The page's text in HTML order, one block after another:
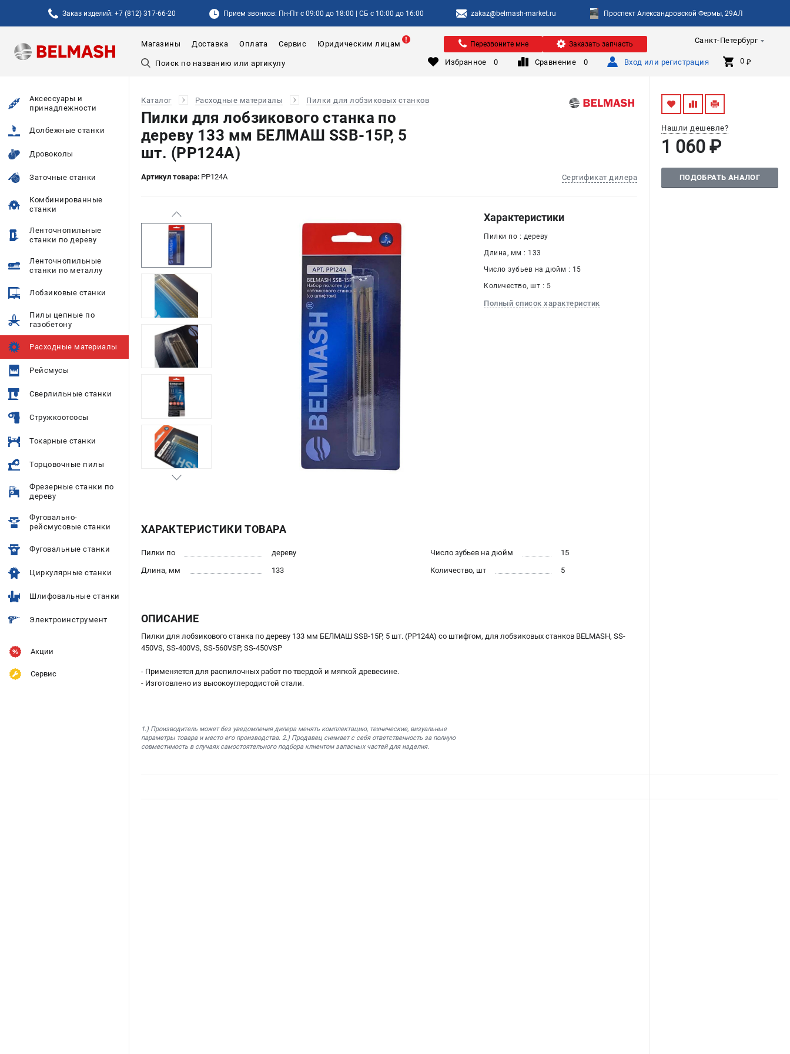
Заказ изделий: +7 (812) 317-66-20 Прием звонков: Пн-Пт с 09:00 до 18:00 | СБ с 10:00 до 16:00 zakaz@belmash-market.ru Проспект Александровской Фермы, 29АЛ
Санкт-Петербург
Магазины Доставка Оплата Сервис Юридическим лицам Перезвоните мне Заказать запчасть
Избранное 0 Сравнение 0 Вход или регистрация 0 ₽
Аксессуары и
принадлежности
Долбежные станки
Дровоколы
Заточные станки
Комбинированные
станки
Ленточнопильные
станки по дереву
Ленточнопильные
станки по металлу
Лобзиковые станки
Пилы цепные по
газобетону
Расходные материалы
Рейсмусы
Сверлильные станки
Стружкоотсосы
Токарные станки
Торцовочные пилы
Фрезерные станки по
дереву
Фуговально-
рейсмусовые станки
Фуговальные станки
Циркулярные станки
Шлифовальные станки
Электроинструмент
Акции
Сервис
Каталог Расходные материалы Пилки для лобзиковых станков
Пилки для лобзикового станка по
дереву 133 мм БЕЛМАШ SSB-15P, 5
шт. (PP124A)
Артикул товара: PP124A Сертификат дилера
Нашли дешевле?
1 060 ₽
ПОДОБРАТЬ АНАЛОГ
Характеристики
Пилки по : дереву
Длина, мм : 133
Число зубьев на дюйм : 15
Количество, шт : 5
Полный список характеристик
ХАРАКТЕРИСТИКИ ТОВАРА
Пилки по
дереву
Длина, мм
133
Число зубьев на дюйм
15
Количество, шт
5
ОПИСАНИЕ
Пилки для лобзикового станка по дереву 133 мм БЕЛМАШ SSB-15P, 5 шт. (PP124A) со штифтом, для лобзиковых станков BELMASH, SS-
450VS, SS-400VS, SS-560VSP, SS-450VSP
- Применяется для распилочных работ по твердой и мягкой древесине.
- Изготовлено из высокоуглеродистой стали.
1.) Производитель может без уведомления дилера менять комплектацию, технические, визуальные
параметры товара и место его производства. 2.) Продавец снимает с себя ответственность за полную
совместимость в случаях самостоятельного подбора клиентом запасных частей для изделия.